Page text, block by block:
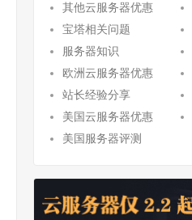
其他云服务器优惠
宝塔相关问题
服务器知识
欧洲云服务器优惠
站长经验分享
美国云服务器优惠
美国服务器评测